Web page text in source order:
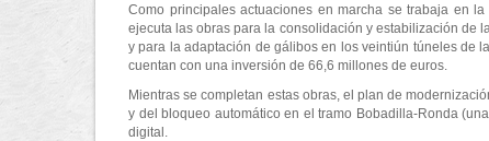
Como principales actuaciones en marcha se trabaja en
ejecuta las obras para la consolidación y estabilización de
y para la adaptación de gálibos en los veintiún túneles de
cuentan con una inversión de 66,6 millones de euros.
Mientras se completan estas obras, el plan de
y del bloqueo automático en el tramo Bobadilla-Ronda
digital.